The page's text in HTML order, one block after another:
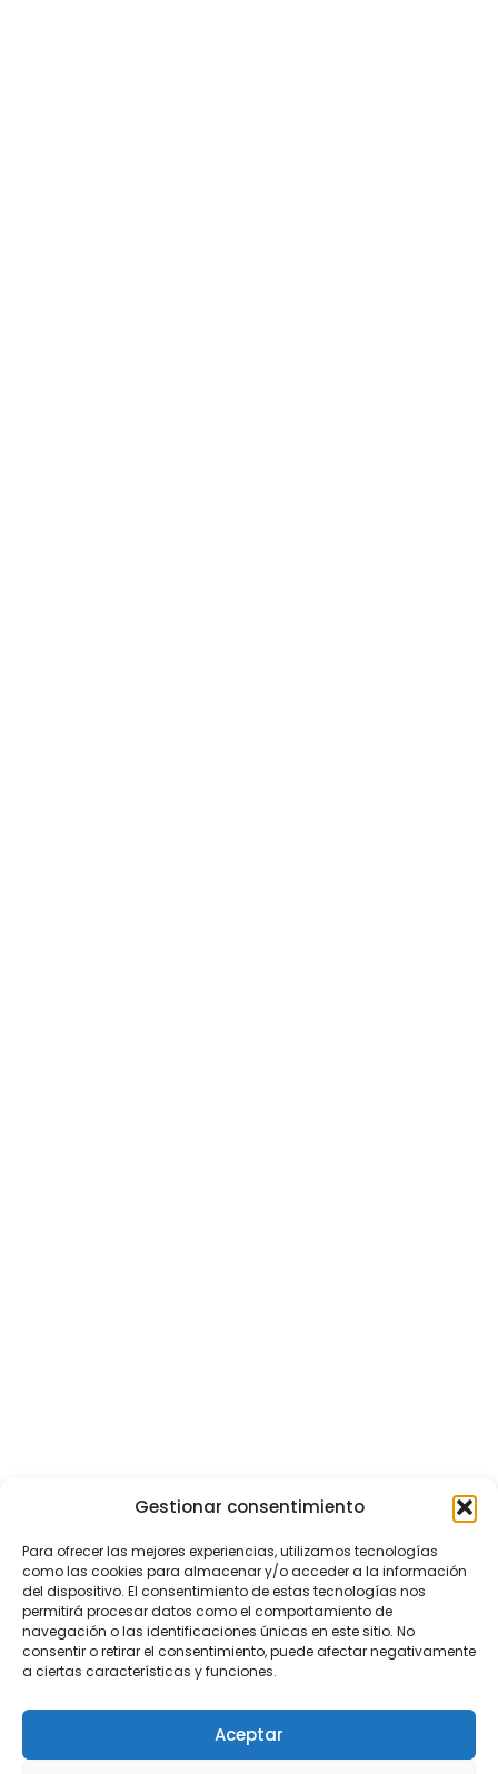
Gestionar consentimiento
Para ofrecer las mejores experiencias, utilizamos tecnologías
como las cookies para almacenar y/o acceder a la información
del dispositivo. El consentimiento de estas tecnologías nos
permitirá procesar datos como el comportamiento de
navegación o las identificaciones únicas en este sitio. No
consentir o retirar el consentimiento, puede afectar negativamente
a ciertas características y funciones.
Aceptar